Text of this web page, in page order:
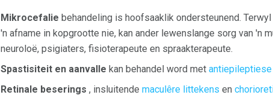
Mikrocefalie behandeling is hoofsaaklik ondersteunend.
'n afname in kopgrootte nie, kan ander lewenslange sorg van
neuroloë, psigiaters, fisioterapeute en spraakterapeute.
Spastisiteit en aanvalle kan behandel word met
Retinale beserings , insluitende maculêre littekens en